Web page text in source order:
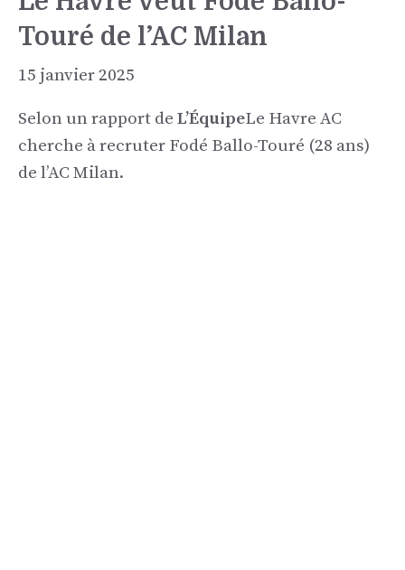
Touré de l’AC Milan
15 janvier 2025
Selon un rapport de L’ÉquipeLe Havre AC
cherche à recruter Fodé Ballo-Touré (28 ans)
de l’AC Milan.